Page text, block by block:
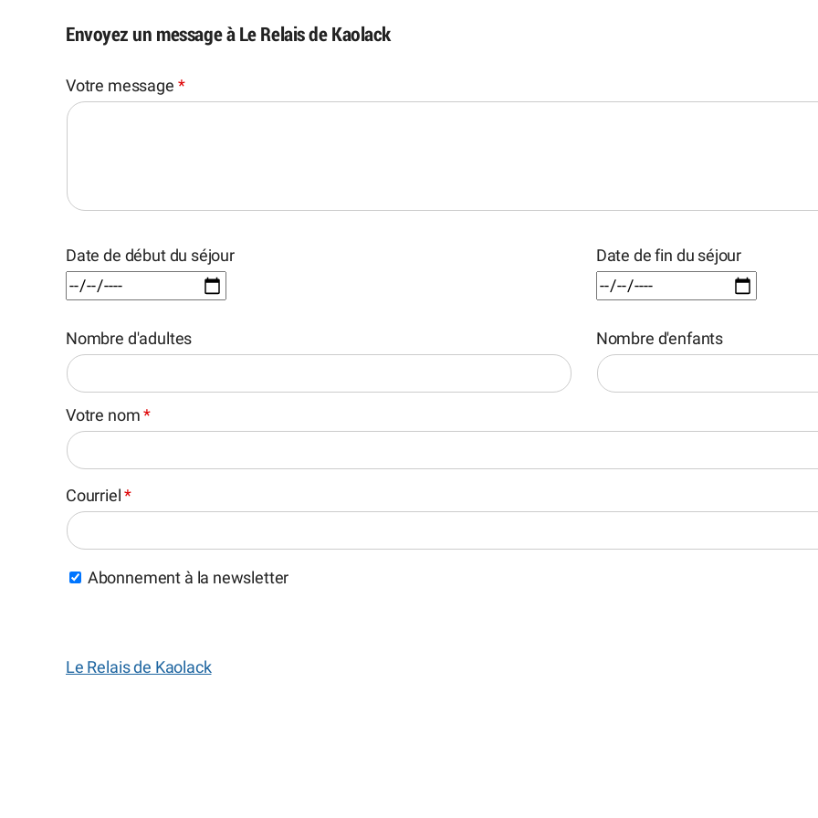
Envoyez un message à Le Relais de Kaolack
Votre message *
Date de début du séjour Date de fin du séjour
Nombre d'adultes Nombre d'enfants
Votre nom*
Courriel*
Abonnement à la newsletter
Le Relais de Kaolack